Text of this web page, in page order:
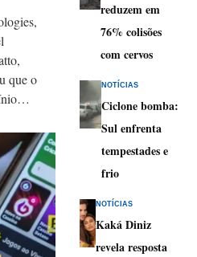
que o
reduzem em
76% colisões
com cervos
NOTÍCIAS
Ciclone bomba:
Sul enfrenta
tempestades e
frio
NOTÍCIAS
Kaká Diniz
revela resposta